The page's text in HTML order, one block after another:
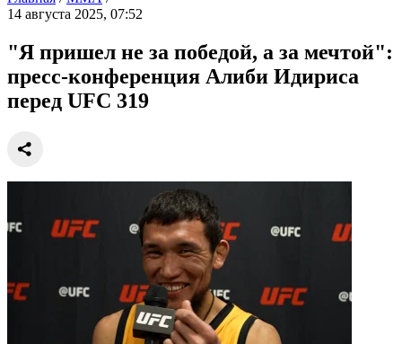
14 августа 2025, 07:52
"Я пришел не за победой, а за мечтой":
пресс-конференция Алиби Идириса
перед UFC 319